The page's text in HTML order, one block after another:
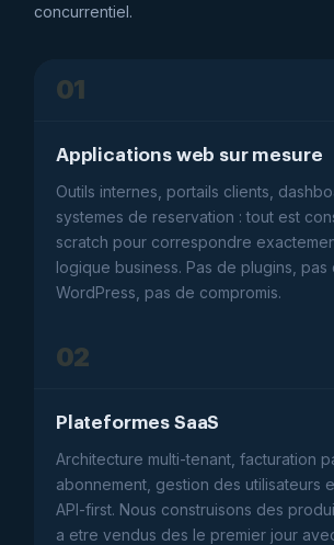
concurrentiel.
01
Applications web sur mesure
Outils internes, portails clients,
systemes de reservation : tout est
scratch pour correspondre
logique business. Pas de plugins, pas
WordPress, pas de compromis.
02
Plateformes SaaS
Architecture multi-tenant, facturation
abonnement, gestion des utilisateurs
API-first. Nous construisons des
a etre vendus des le premier jour